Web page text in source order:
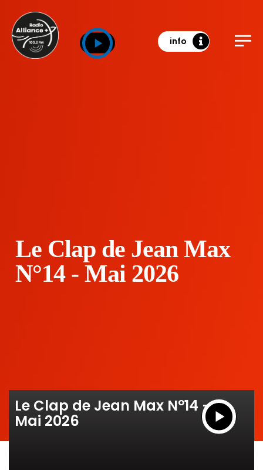
info
Le Clap de Jean Max
N°14 - Mai 2026
Le Clap de Jean Max N°14 -
Mai 2026